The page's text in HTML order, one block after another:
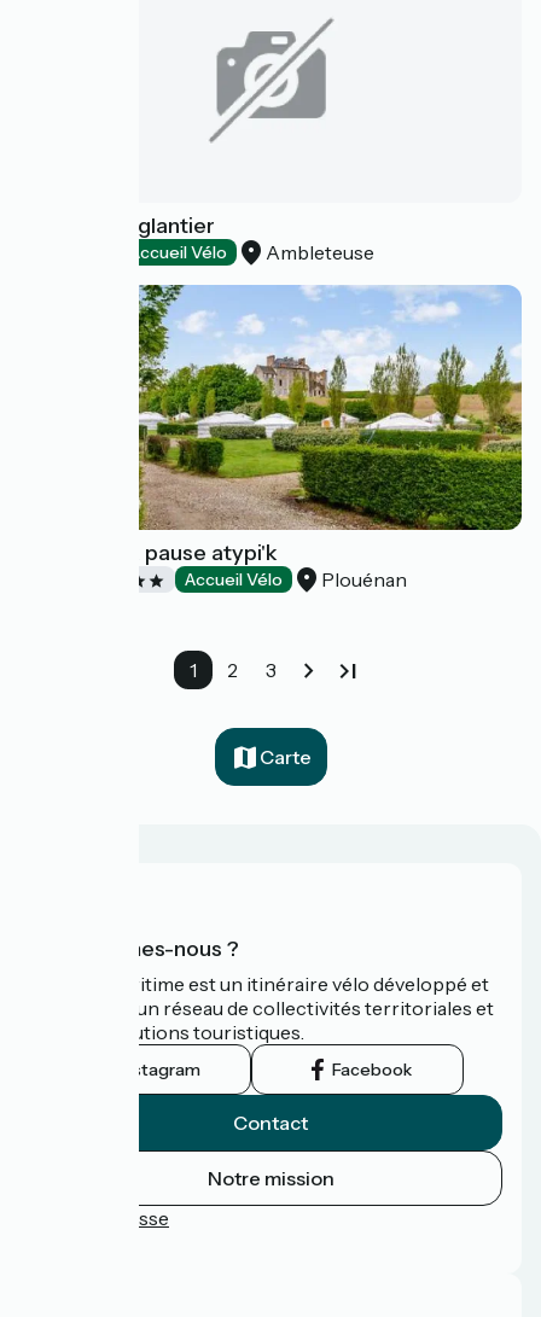
Camping l'Eglantier
Accueil Vélo Ambleteuse
Camping La pause atypi'k
Accueil Vélo Plouénan
1 2 3
Carte
Qui sommes-nous ?
La Vélomaritime est un itinéraire vélo développé et
promu par un réseau de collectivités territoriales et
leurs institutions touristiques.
Instagram Facebook
Contact
Notre mission
Espace Presse